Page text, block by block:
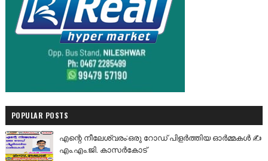
POPULAR POSTS
എന്റെ നീലേശ്വരം:ഒരു റോഡ് പിളർത്തിയ ഓർമ്മകൾ ✍️
എം.എം.ജി. കാസർകോട്